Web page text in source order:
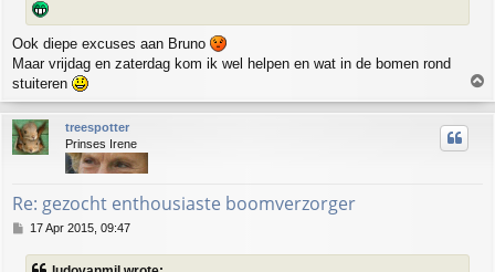
Ook diepe excuses aan Bruno
Maar vrijdag en zaterdag kom ik wel helpen en wat in de bomen rond
stuiteren
o
p
treespotter
Prinses Irene
Re: gezocht enthousiaste boomverzorger
P
s
17 Apr 2015, 09:47